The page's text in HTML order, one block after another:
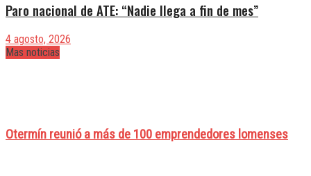
Paro nacional de ATE: “Nadie llega a fin de mes”
4 agosto, 2026
Mas noticias
Otermín reunió a más de 100 emprendedores lomenses